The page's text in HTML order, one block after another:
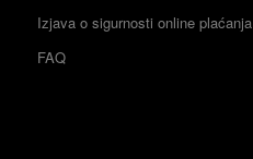
Izjava o sigurnosti online plaćanja
FAQ